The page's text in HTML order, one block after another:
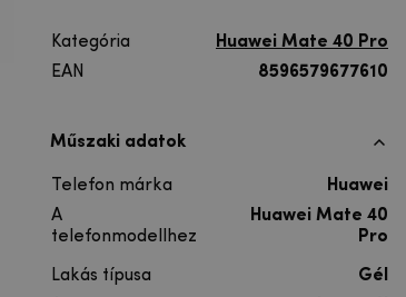
Kategória
Huawei Mate 40 Pro
EAN
8596579677610
Műszaki adatok
Telefon márka
Huawei
A
telefonmodellhez
Huawei Mate 40
Pro
Lakás típusa
Gél